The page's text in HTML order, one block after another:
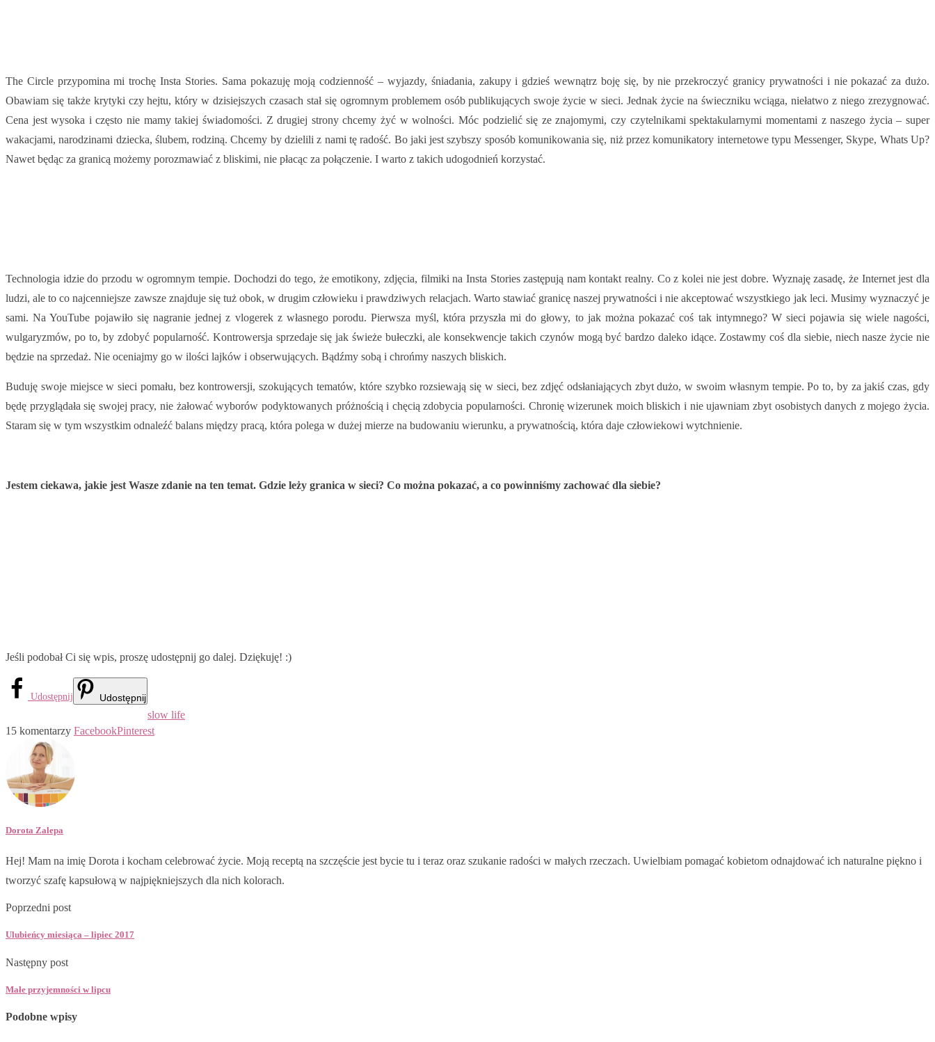
The Circle przypomina mi trochę Insta Stories. Sama pokazuję moją codzienność – wyjazdy, śniadania, zakupy i gdzieś wewnątrz boję się, by nie przekroczyć granicy prywatności i nie pokazać za dużo.
Obawiam się także krytyki czy hejtu, który w dzisiejszych czasach stał się ogromnym problemem osób publikujących swoje życie w sieci. Jednak życie na świeczniku wciąga, niełatwo z niego zrezygnować.
Cena jest wysoka i często nie mamy takiej świadomości. Z drugiej strony chcemy żyć w wolności. Móc podzielić się ze znajomymi, czy czytelnikami spektakularnymi momentami z naszego życia – super
wakacjami, narodzinami dziecka, ślubem, rodziną. Chcemy by dzielili z nami tę radość. Bo jaki jest szybszy sposób komunikowania się, niż przez komunikatory internetowe typu Messenger, Skype, Whats Up?
Nawet będąc za granicą możemy porozmawiać z bliskimi, nie płacąc za połączenie. I warto z takich udogodnień korzystać.
Technologia idzie do przodu w ogromnym tempie. Dochodzi do tego, że emotikony, zdjęcia, filmiki na Insta Stories zastępują nam kontakt realny. Co z kolei nie jest dobre. Wyznaję zasadę, że Internet jest dla
ludzi, ale to co najcenniejsze zawsze znajduje się tuż obok, w drugim człowieku i prawdziwych relacjach. Warto stawiać granicę naszej prywatności i nie akceptować wszystkiego jak leci. Musimy wyznaczyć je
sami. Na YouTube pojawiło się nagranie jednej z vlogerek z własnego porodu. Pierwsza myśl, która przyszła mi do głowy, to jak można pokazać coś tak intymnego? W sieci pojawia się wiele nagości,
wulgaryzmów, po to, by zdobyć popularność. Kontrowersja sprzedaje się jak świeże bułeczki, ale konsekwencje takich czynów mogą być bardzo daleko idące. Zostawmy coś dla siebie, niech nasze życie nie
będzie na sprzedaż. Nie oceniajmy go w ilości lajków i obserwujących. Bądźmy sobą i chrońmy naszych bliskich.
Buduję swoje miejsce w sieci pomału, bez kontrowersji, szokujących tematów, które szybko rozsiewają się w sieci, bez zdjęć odsłaniających zbyt dużo, w swoim własnym tempie. Po to, by za jakiś czas, gdy
będę przyglądała się swojej pracy, nie żałować wyborów podyktowanych próżnością i chęcią zdobycia popularności. Chronię wizerunek moich bliskich i nie ujawniam zbyt osobistych danych z mojego życia.
Staram się w tym wszystkim odnaleźć balans między pracą, która polega w dużej mierze na budowaniu wierunku, a prywatnością, która daje człowiekowi wytchnienie.
Jestem ciekawa, jakie jest Wasze zdanie na ten temat. Gdzie leży granica w sieci? Co można pokazać, a co powinniśmy zachować dla siebie?
Jeśli podobał Ci się wpis, proszę udostępnij go dalej. Dziękuję! :)
Udostępnij Udostępnij
slow life
15 komentarzy FacebookPinterest
Dorota Zalepa
Hej! Mam na imię Dorota i kocham celebrować życie. Moją receptą na szczęście jest bycie tu i teraz oraz szukanie radości w małych rzeczach. Uwielbiam pomagać kobietom odnajdować ich naturalne piękno i
tworzyć szafę kapsułową w najpiękniejszych dla nich kolorach.
Poprzedni post
Ulubieńcy miesiąca – lipiec 2017
Następny post
Małe przyjemności w lipcu
Podobne wpisy